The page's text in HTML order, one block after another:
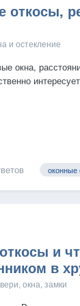
откосы,
и остекление
окна,
не знаю
оконные
и
в
окна, замки